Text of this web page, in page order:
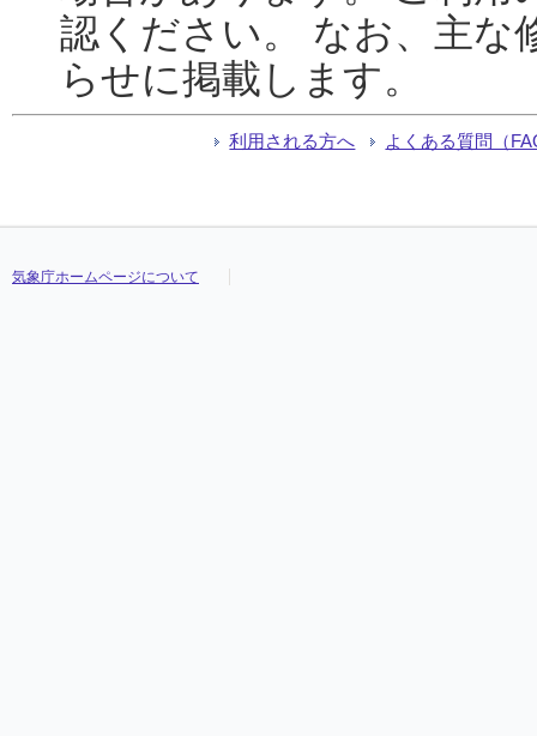
認ください。 なお、主な
らせに掲載します。
利用される方へ よくある質問（
気象庁ホームページについて